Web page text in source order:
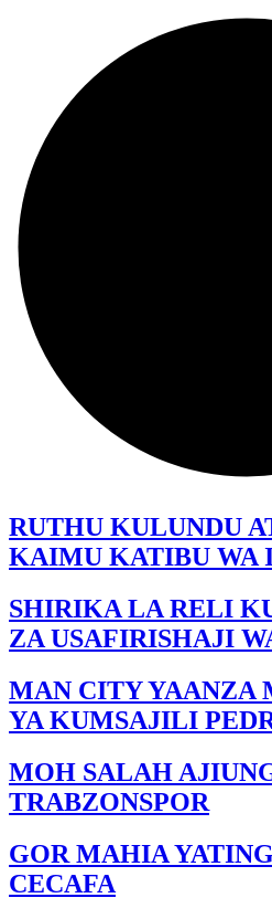
RUTHU KULUNDU
KAIMU KATIBU WA
SHIRIKA LA RELI
ZA USAFIRISHAJI
MAN CITY YAANZA
YA KUMSAJILI
MOH SALAH
TRABZONSPOR
GOR MAHIA
CECAFA